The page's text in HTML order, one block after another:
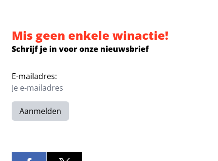
Mis geen enkele winactie!
Schrijf je in voor onze nieuwsbrief
E-mailadres:
Aanmelden